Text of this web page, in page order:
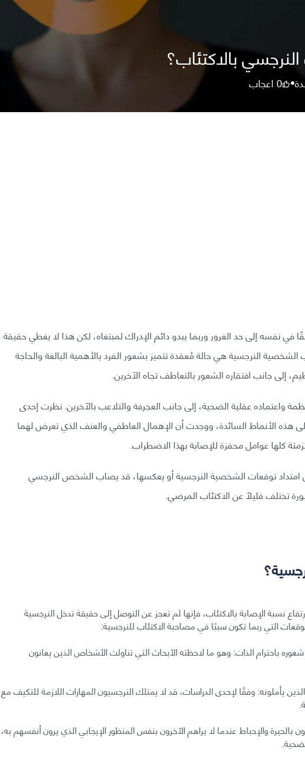
بالاكتئاب؟
•
0اعجاب
نفسه إلى حد الغرور وربما يبدو دائم الإدراك لمبتغاه، لكن هذا لا يغطي حقيقة
النرجسية هي حالة مُعقدة تتميز بشعور الفرد بالأهمية البالغة والحاجة
إلى جانب افتقاره الشعور بالتعاطف تجاه الآخرين.
واعتماده عقلية الضحية، إلى جانب العجرفة والتلاعب بالآخرين. نظرت إحدى
هذه الأنماط السائدة، ووجدت أن الإهمال العاطفي والعنف الذي تعرض لهما
كلها عوامل محفزة للإصابة بهذا الاضطراب.
امتداد توقعات الشخصية النرجسية أو يعكسها، قد يصاب الشخص النرجسي
تختلف قليلًا عن الاكتئاب المرضي.
نسبة الإصابة بالاكتئاب، فإنها لم تعجز عن التوصل إلى حقيقة تدخل النرجسية
التي ربما تكون سببًا في مصاحبة الاكتئاب للنرجسية:
باحترام الذات: وهو ما لاحظته الأبحاث التي تناولت الأشخاص الذين يعانون
الذين يأملونه: وفقًا لإحدى الدراسات، قد لا يمتلك النرجسيون المهارات اللازمة للتكيف مع
والإحباط عندما لا يراهم الآخرون بنفس المنظور الإيجابي الذي يرون أنفسهم به،